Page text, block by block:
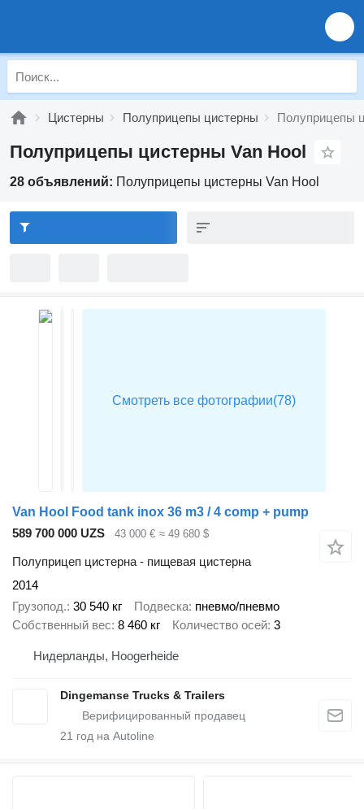
Цистерны Полуприцепы цистерны Полуприцепы
Полуприцепы цистерны Van Hool
28 объявлений: Полуприцепы цистерны Van Hool
Van Hool Food tank inox 36 m3 / 4 comp + pump
589 700 000 UZS
43 000 € ≈ 49 680 $
Полуприцеп цистерна - пищевая цистерна
2014
Грузопод. 30 540 кг Подвеска пневмо/пневмо
Собственный вес 8 460 кг Количество осей 3
Нидерланды, Hoogerheide
Dingemanse Trucks & Trailers
21 год на Autoline